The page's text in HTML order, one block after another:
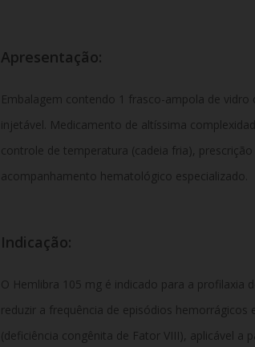
Apresentação:
Embalagem contendo 1 frasco-ampola de vidro
injetável. Medicamento de altíssima
controle de temperatura (cadeia fria),
acompanhamento hematológico especializado.
Indicação:
O Hemlibra 105 mg é indicado para a profilaxia
reduzir a frequência de episódios hemorrágicos
(deficiência congênita de Fator VIII), aplicável a